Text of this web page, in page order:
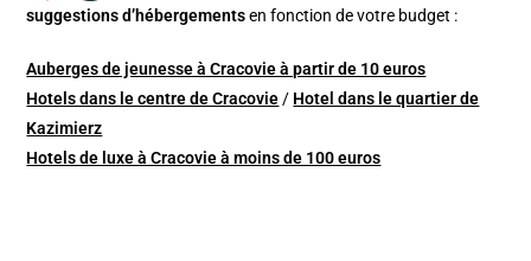
suggestions d’hébergements en fonction de votre budget :
Auberges de jeunesse à Cracovie à partir de 10 euros
Hotels dans le centre de Cracovie / Hotel dans le quartier de
Kazimierz
Hotels de luxe à Cracovie à moins de 100 euros